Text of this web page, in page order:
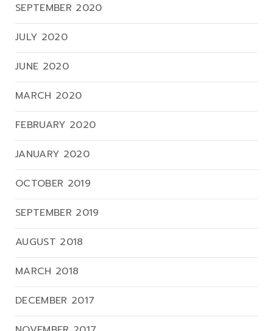
SEPTEMBER 2020
JULY 2020
JUNE 2020
MARCH 2020
FEBRUARY 2020
JANUARY 2020
OCTOBER 2019
SEPTEMBER 2019
AUGUST 2018
MARCH 2018
DECEMBER 2017